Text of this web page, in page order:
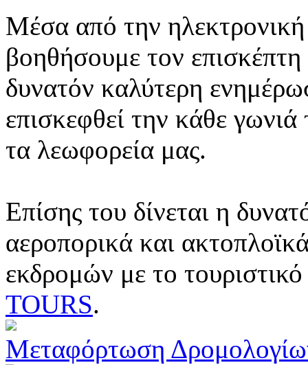
Μέσα από την ηλεκτρονική
βοηθήσουμε τον
δυνατόν καλύτερη
επισκεφθεί την κάθε
τα λεωφορεία μας.
Επίσης του δίνεται η
αεροπορικά και
εκδρομών με το
TOURS.
Μεταφόρτωση